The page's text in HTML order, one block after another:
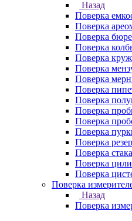
Назад
Поверка
Поверка
Поверка
Поверка
Поверка
Поверка
Поверка
Поверка
Поверка
Поверка
Поверка
Поверка
Поверка
Поверка
Поверка
Поверка
Поверка
Назад
Поверка